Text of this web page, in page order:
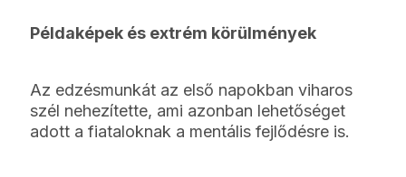
Példaképek és extrém körülmények
Az edzésmunkát az első napokban viharos
szél nehezítette, ami azonban lehetőséget
adott a fiataloknak a mentális fejlődésre is.